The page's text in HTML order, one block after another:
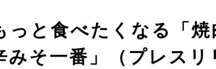
っと食べたくなる「焼
そ一番」（プレスリ